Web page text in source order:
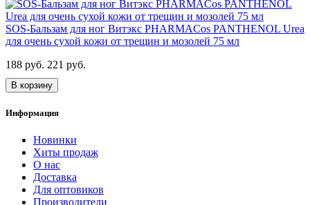
SOS-Бальзам для ног Витэкс PHARMACos PANTHENOL Urea
для очень сухой кожи от трещин и мозолей 75 мл
188 руб. 221 руб.
В корзину
Информация
Новинки
Хиты продаж
О нас
Доставка
Для оптовиков
Производители